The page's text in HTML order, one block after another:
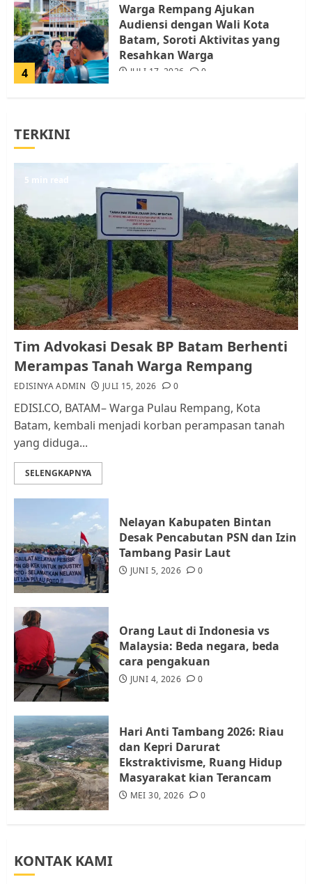
4
Warga Rempang Ajukan
Audiensi dengan Wali Kota
Batam, Soroti Aktivitas yang
Resahkan Warga
JULI 17, 2026 0
5
1
Pemko Batam Tegaskan RT dan
RW bukan Petugas Pendataan
dan Pemungutan Pajak
AGUSTUS 1, 2026 0
Kader Pajak jadi Penghubung
Pemerintah dan Masyarakat di
Lingkungan RT/RW
AGUSTUS 1, 2026
4
Warga Rempang Ajukan
Audiensi dengan Wali Kota
5
Tim Advokasi Desak BP Batam
Berhenti Merampas Tanah
TERKINI
5 min read
Tim Advokasi Desak BP Batam Berhenti
Merampas Tanah Warga Rempang
EDISINYA ADMIN JULI 15, 2026 0
EDISI.CO, BATAM– Warga Pulau Rempang, Kota
Batam, kembali menjadi korban perampasan tanah
yang diduga...
SELENGKAPNYA
Nelayan Kabupaten Bintan
Desak Pencabutan PSN dan Izin
Tambang Pasir Laut
JUNI 5, 2026 0
Orang Laut di Indonesia vs
Malaysia: Beda negara, beda
cara pengakuan
JUNI 4, 2026 0
Hari Anti Tambang 2026: Riau
dan Kepri Darurat
Ekstraktivisme, Ruang Hidup
Masyarakat kian Terancam
MEI 30, 2026 0
KONTAK KAMI